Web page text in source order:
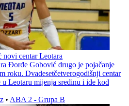
centar Leotara
Đorđe Gobović drugo je pojačanje
roku. Dvadesetčetverogodišnji centar
u Leotaru mijenja sredinu i ide kod
• ABA 2 - Grupa B